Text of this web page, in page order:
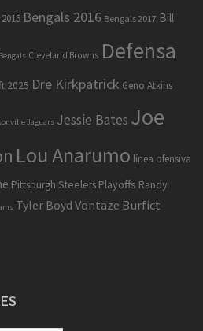
Bengals 2016 Bengals 2017 Bill
Cleveland Browns Defensa
2025 Dre Kirkpatrick Geno Atkins
Jaguars Jessie Bates Joe
Lou Anarumo línea ofensiva
Pittsburgh Steelers Playoffs Randy
Tyler Boyd Vontaze Burfict